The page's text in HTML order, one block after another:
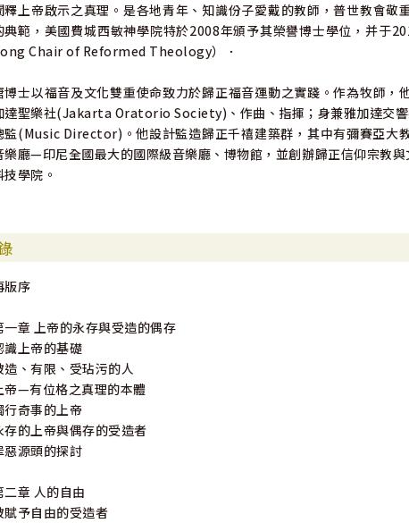
釋上帝啟示之真理。是各地青年、知識份子愛戴的教師，普世教會
典範，美國費城西敏神學院特於2008年頒予其榮譽博士學位，并于
Chair of Reformed Theology）．
博士以福音及文化雙重使命致力於歸正福音運動之實踐。作為牧師
達聖樂社(Jakarta Oratorio Society)、作曲、指揮；身兼雅加達
監(Music Director)。他設計監造歸正千禧建築群，其中有彌賽亞大
樂廳—印尼全國最大的國際級音樂廳、博物館，並創辦歸正信仰宗教
技學院。
版序
一章 上帝的永存與受造的偶存
識上帝的基礎
造、有限、受玷污的人
帝—有位格之真理的本體
行奇事的上帝
存的上帝與偶存的受造者
惡源頭的探討
二章 人的自由
賦予自由的受造者